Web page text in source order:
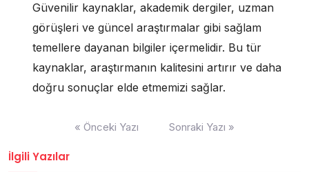
Güvenilir kaynaklar, akademik dergiler, uzman
görüşleri ve güncel araştırmalar gibi sağlam
temellere dayanan bilgiler içermelidir. Bu tür
kaynaklar, araştırmanın kalitesini artırır ve daha
doğru sonuçlar elde etmemizi sağlar.
« Önceki Yazı Sonraki Yazı »
İlgili Yazılar